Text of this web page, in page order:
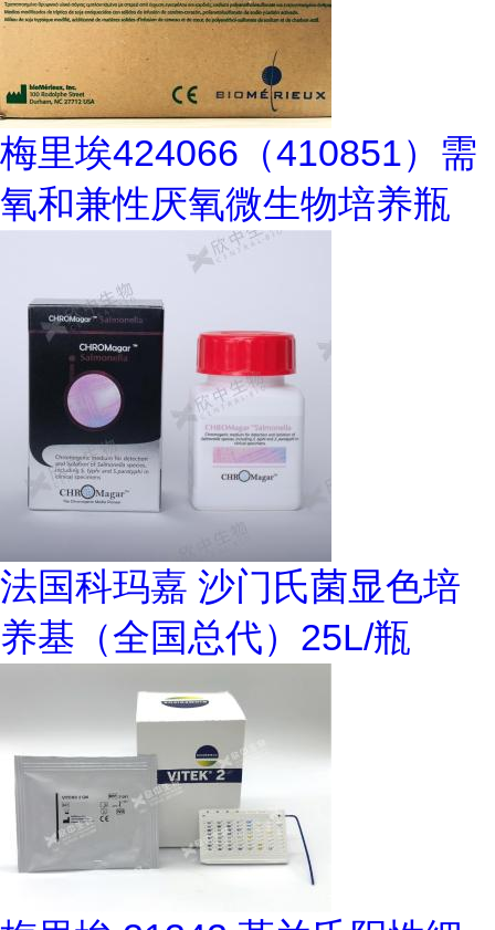
梅里埃424066（410851）需
氧和兼性厌氧微生物培养瓶
法国科玛嘉 沙门氏菌显色培
养基（全国总代）25L/瓶